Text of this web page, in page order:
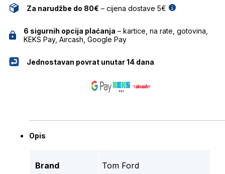
Za narudžbe do 80€ – cijena dostave 5€
6 sigurnih opcija plaćanja – kartice, na rate, gotovina,
KEKS Pay, Aircash, Google Pay
Jednostavan povrat unutar 14 dana
Opis
Brand Tom Ford